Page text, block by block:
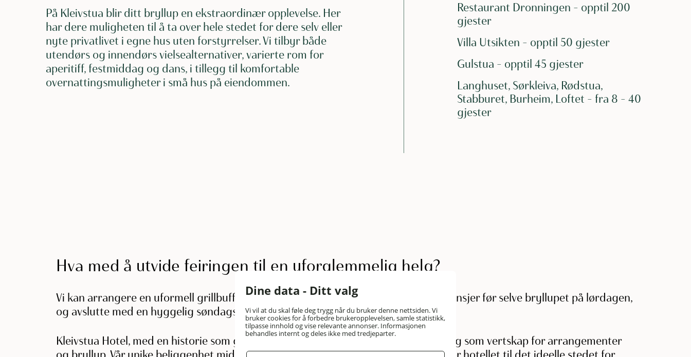
Dine data - Ditt valg
Vi vil at du skal føle deg trygg når du bruker denne nettsiden. Vi
bruker cookies for å forbedre brukeropplevelsen, samle statistikk,
tilpasse innhold og vise relevante annonser. Informasjonen
behandles internt og deles ikke med tredjeparter.
På Kleivstua blir ditt bryllup en ekstraordinær opplevelse. Her
har dere muligheten til å ta over hele stedet for dere selv eller
nyte privatlivet i egne hus uten forstyrrelser. Vi tilbyr både
utendørs og innendørs vielsealternativer, varierte rom for
aperitiff, festmiddag og dans, i tillegg til komfortable
overnattingsmuligheter i små hus på eiendommen.
Restaurant Dronningen – opptil 200
gjester
Villa Utsikten – opptil 50 gjester
Gulstua – opptil 45 gjester
Langhuset, Sørkleiva, Rødstua,
Stabburet, Burheim, Loftet – fra 8 – 40
gjester
Hva med å utvide feiringen til en uforglemmelig helg?
Vi kan arrangere en uformell grillbuffet på fredagen, servere deilige frokoster og lunsjer før selve bryllupet på lørdagen,
og avslutte med en hyggelig søndagsfrokost før avreise.
Kleivstua Hotel, med en historie som går tilbake til 1780, har en lang og solid erfaring som vertskap for arrangementer